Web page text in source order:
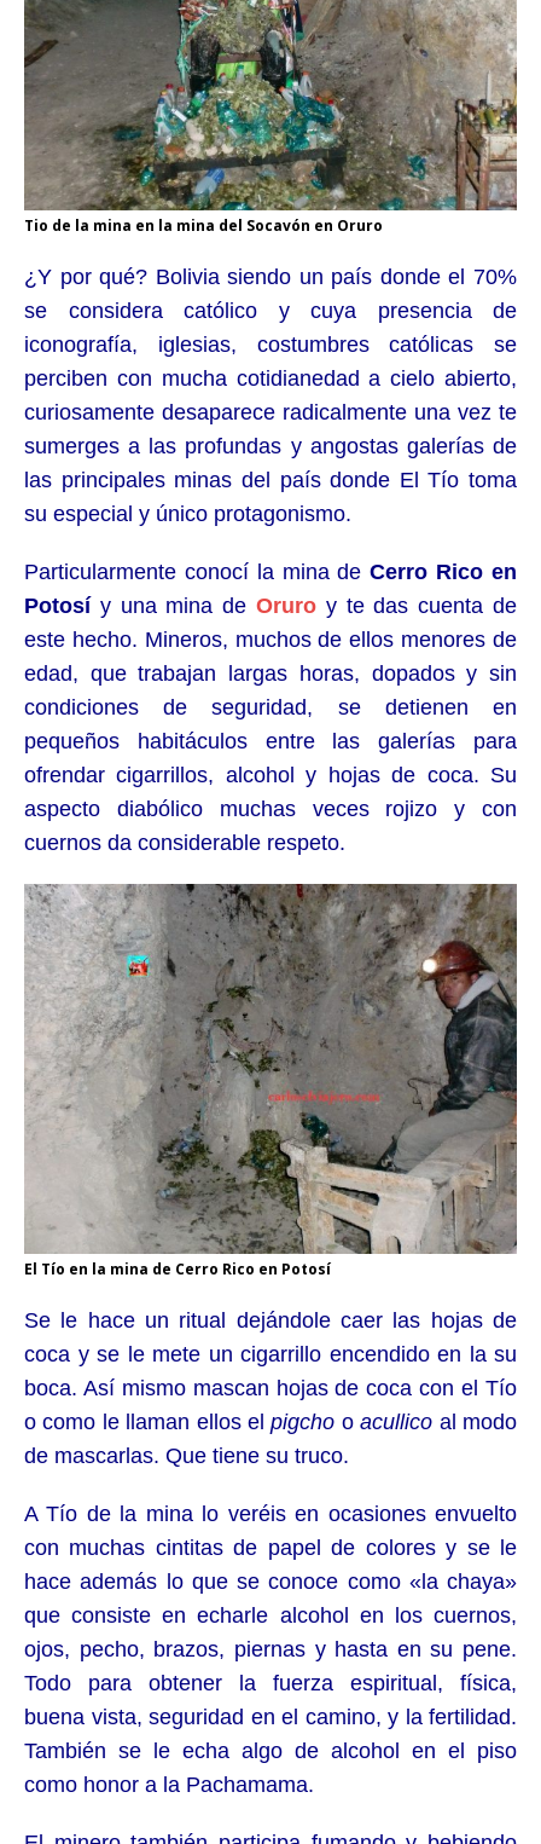
Tio de la mina en la mina del Socavón en Oruro
¿Y por qué? Bolivia siendo un país donde el 70%
se considera católico y cuya presencia de
iconografía, iglesias, costumbres católicas se
perciben con mucha cotidianedad a cielo abierto,
curiosamente desaparece radicalmente una vez te
sumerges a las profundas y angostas galerías de
las principales minas del país donde El Tío toma
su especial y único protagonismo.
Particularmente conocí la mina deCerro Rico en
Potosí y una mina deOruro y te das cuenta de
este hecho. Mineros, muchos de ellos menores de
edad, que trabajan largas horas, dopados y sin
condiciones de seguridad, se detienen en
pequeños habitáculos entre las galerías para
ofrendar cigarrillos, alcohol y hojas de coca. Su
aspecto diabólico muchas veces rojizo y con
cuernos da considerable respeto.
El Tío en la mina de Cerro Rico en Potosí
Se le hace un ritual dejándole caer las hojas de
coca y se le mete un cigarrillo encendido en la su
boca. Así mismo mascan hojas de coca con el Tío
o como le llaman ellos elpigcho oacullico al modo
de mascarlas. Que tiene su truco.
A Tío de la mina lo veréis en ocasiones envuelto
con muchas cintitas de papel de colores y se le
hace además lo que se conoce como «la chaya»
que consiste en echarle alcohol en los cuernos,
ojos, pecho, brazos, piernas y hasta en su pene.
Todo para obtener la fuerza espiritual, física,
buena vista, seguridad en el camino, y la fertilidad.
También se le echa algo de alcohol en el piso
como honor a la Pachamama.